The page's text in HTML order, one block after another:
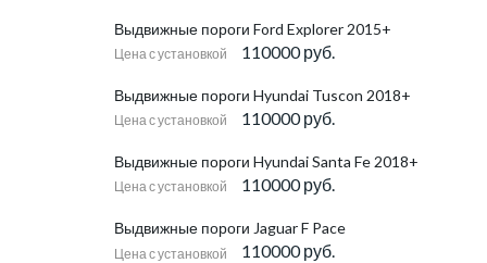
Выдвижные пороги Ford Explorer 2015+
Цена с установкой 110000 руб.
Выдвижные пороги Hyundai Tuscon 2018+
Цена с установкой 110000 руб.
Выдвижные пороги Hyundai Santa Fe 2018+
Цена с установкой 110000 руб.
Выдвижные пороги Jaguar F Pace
Цена с установкой 110000 руб.